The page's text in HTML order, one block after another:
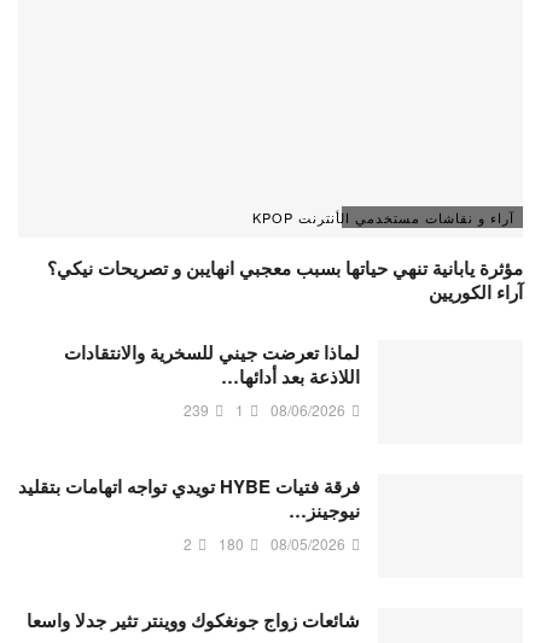
آراء و نقاشات مستخدمي الأنترنت KPOP
مؤثرة يابانية تنهي حياتها بسبب معجبي انهايبن و تصريحات نيكي؟
آراء الكوريين
لماذا تعرضت جيني للسخرية والانتقادات
اللاذعة بعد أدائها…
08/06/2026
1
239
فرقة فتيات HYBE تويدي تواجه اتهامات بتقليد
نيوجينز…
08/05/2026
180
2
شائعات زواج جونغكوك ووينتر تثير جدلا واسعا